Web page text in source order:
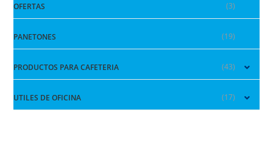
OFERTAS (3)
PANETONES (19)
PRODUCTOS PARA CAFETERIA (43)
UTILES DE OFICINA (17)